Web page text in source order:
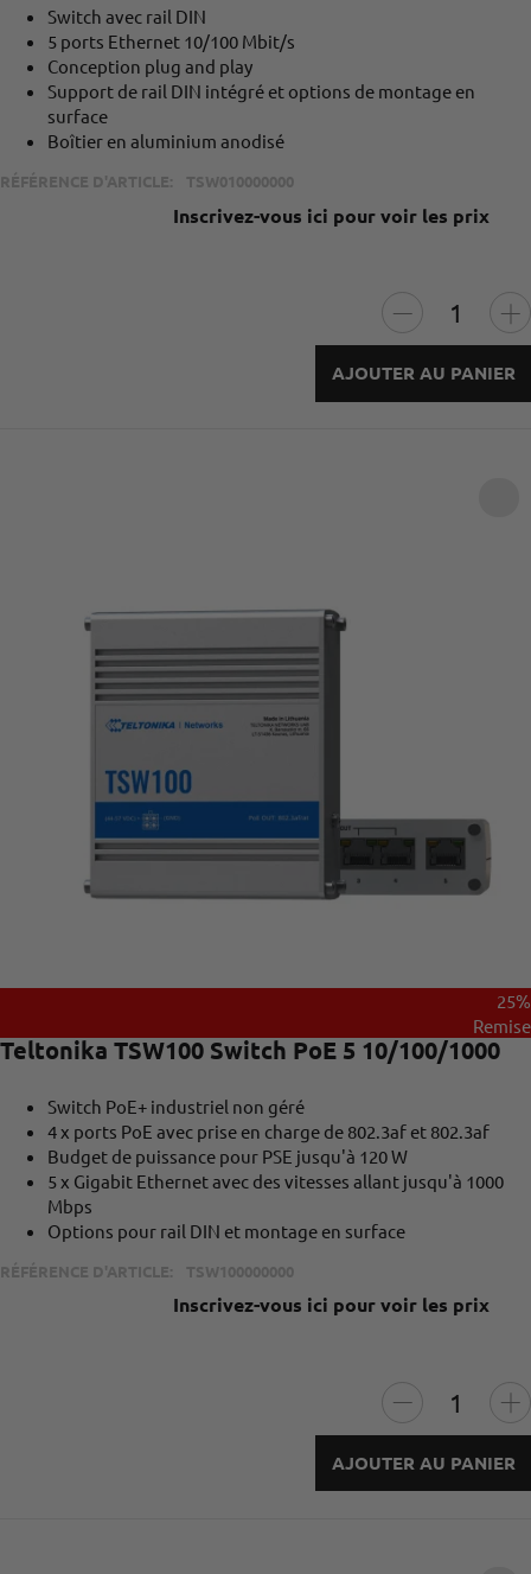
Switch avec rail DIN
5 ports Ethernet 10/100 Mbit/s
Conception plug and play
Support de rail DIN intégré et options de montage en
surface
Boîtier en aluminium anodisé
RÉFÉRENCE D'ARTICLE: TSW010000000
Inscrivez-vous ici pour voir les prix
AJOUTER AU PANIER
25%
Remise
Teltonika TSW100 Switch PoE 5 10/100/1000
Switch PoE+ industriel non géré
4 x ports PoE avec prise en charge de 802.3af et 802.3af
Budget de puissance pour PSE jusqu'à 120 W
5 x Gigabit Ethernet avec des vitesses allant jusqu'à 1000
Mbps
Options pour rail DIN et montage en surface
RÉFÉRENCE D'ARTICLE: TSW100000000
Inscrivez-vous ici pour voir les prix
AJOUTER AU PANIER